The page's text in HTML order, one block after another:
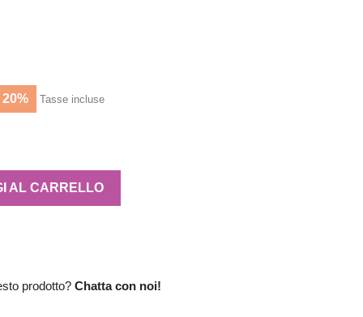
20% Tasse incluse
AL CARRELLO
prodotto? Chatta con noi!